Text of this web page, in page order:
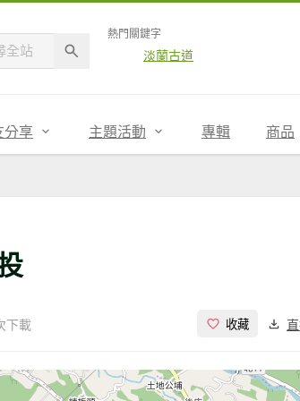
熱門關鍵字
淡蘭古道
分享 主題活動 專輯 商品
下載 收藏